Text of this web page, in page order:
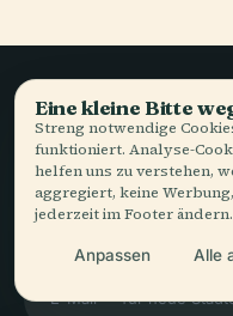
gut
Eine kleine Bitte
Streng notwendige
funktioniert. Analyse-
helfen uns zu verstehen,
aggregiert, keine
jederzeit im Footer ändern.
Anpassen Alle